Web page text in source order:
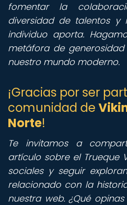
fomentar la
diversidad de talentos y
individuo aporta.
metáfora de
nuestro mundo moderno.
¡Gracias por ser
comunidad de
Norte!
Te invitamos a
artículo sobre el Trueque
sociales y seguir
relacionado con la
nuestra web. ¿Qué